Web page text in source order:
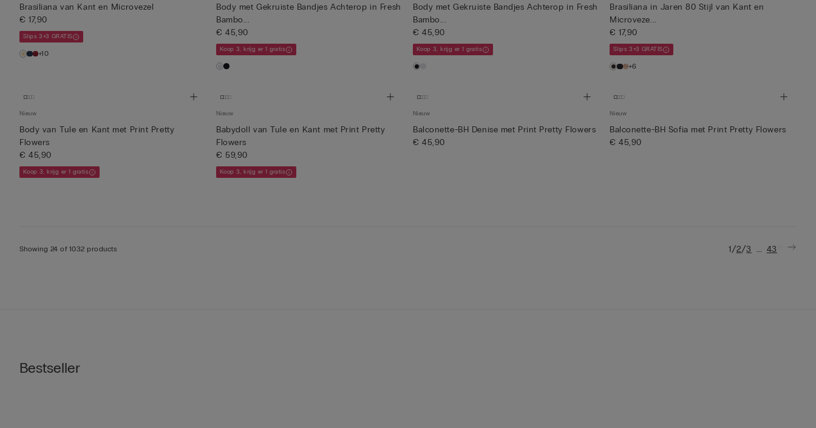
Brasiliana van Kant en Microvezel
€ 17,90
Slips 3+3 GRATIS
+10
Body met Gekruiste Bandjes Achterop in Fresh
Bambo...
€ 45,90
Koop 3, krijg er 1 gratis
Body met Gekruiste Bandjes Achterop in Fresh
Bambo...
€ 45,90
Koop 3, krijg er 1 gratis
Brasiliana in Jaren 80 Stijl van Kant en
Microveze...
€ 17,90
Slips 3+3 GRATIS
+6
Nieuw
Body van Tule en Kant met Print Pretty
Flowers
€ 45,90
Koop 3, krijg er 1 gratis
Nieuw
Babydoll van Tule en Kant met Print Pretty
Flowers
€ 59,90
Koop 3, krijg er 1 gratis
Nieuw
Balconette-BH Denise met Print Pretty Flowers
€ 45,90
Nieuw
Balconette-BH Sofia met Print Pretty Flowers
€ 45,90
Showing 24 of 1032 products 1/2/3 ... 43
Bestseller